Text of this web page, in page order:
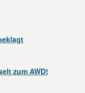
zum AWD!